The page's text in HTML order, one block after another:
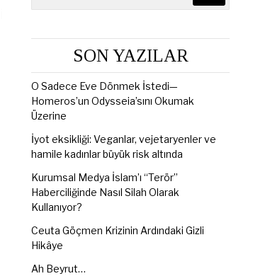
SON YAZILAR
O Sadece Eve Dönmek İstedi—
Homeros’un Odysseia’sını Okumak
Üzerine
İyot eksikliği: Veganlar, vejetaryenler ve
hamile kadınlar büyük risk altında
Kurumsal Medya İslam’ı “Terör”
Haberciliğinde Nasıl Silah Olarak
Kullanıyor?
Ceuta Göçmen Krizinin Ardındaki Gizli
Hikâye
Ah Beyrut…